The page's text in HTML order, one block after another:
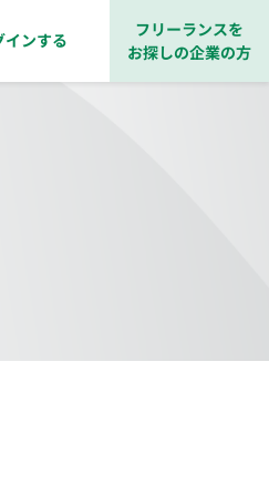
インする
フリーランスを
お探しの企業の方